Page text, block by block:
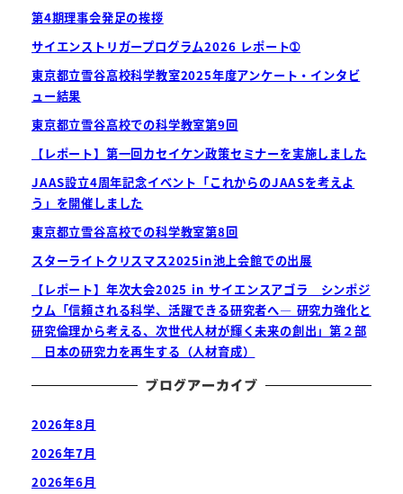
第4期理事会発足の挨拶
サイエンストリガープログラム2026 レポート➀
東京都立雪谷高校科学教室2025年度アンケート・インタビ
ュー結果
東京都立雪谷高校での科学教室第9回
【レポート】第一回カセイケン政策セミナーを実施しました
JAAS設立4周年記念イベント「これからのJAASを考えよ
う」を開催しました
東京都立雪谷高校での科学教室第8回
スターライトクリスマス2025in池上会館での出展
【レポート】年次大会2025 in サイエンスアゴラ シンポジ
ウム「信頼される科学、活躍できる研究者へ― 研究力強化と
研究倫理から考える、次世代人材が輝く未来の創出」第２部
日本の研究力を再生する（人材育成）
ブログアーカイブ
2026年8月
2026年7月
2026年6月